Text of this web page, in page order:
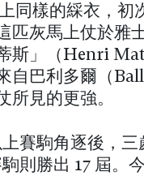
同樣的綵衣，初
匹灰馬上仗於雅
斯」（Henri
自巴利多爾（
所見的更強。
賽駒角逐後，
則勝出 17 屆。